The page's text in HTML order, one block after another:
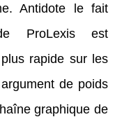
Antidote le fait
ProLexis est
rapide sur les
de poids
graphique de